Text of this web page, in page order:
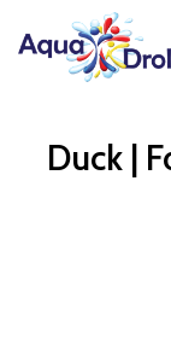
Duck |